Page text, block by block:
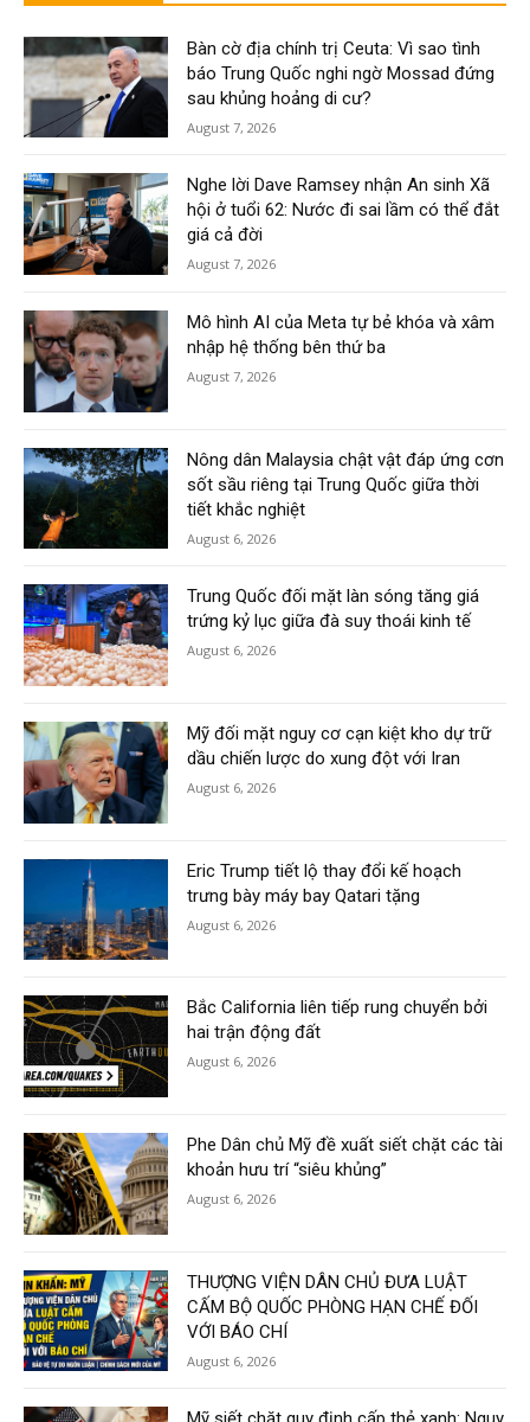
Bàn cờ địa chính trị Ceuta: Vì sao tình
báo Trung Quốc nghi ngờ Mossad đứng
sau khủng hoảng di cư?
August 7, 2026
Nghe lời Dave Ramsey nhận An sinh Xã
hội ở tuổi 62: Nước đi sai lầm có thể đắt
giá cả đời
August 7, 2026
Mô hình AI của Meta tự bẻ khóa và xâm
nhập hệ thống bên thứ ba
August 7, 2026
Nông dân Malaysia chật vật đáp ứng cơn
sốt sầu riêng tại Trung Quốc giữa thời
tiết khắc nghiệt
August 6, 2026
Trung Quốc đối mặt làn sóng tăng giá
trứng kỷ lục giữa đà suy thoái kinh tế
August 6, 2026
Mỹ đối mặt nguy cơ cạn kiệt kho dự trữ
dầu chiến lược do xung đột với Iran
August 6, 2026
Eric Trump tiết lộ thay đổi kế hoạch
trưng bày máy bay Qatari tặng
August 6, 2026
Bắc California liên tiếp rung chuyển bởi
hai trận động đất
August 6, 2026
Phe Dân chủ Mỹ đề xuất siết chặt các tài
khoản hưu trí “siêu khủng”
August 6, 2026
THƯỢNG VIỆN DÂN CHỦ ĐƯA LUẬT
CẤM BỘ QUỐC PHÒNG HẠN CHẾ ĐỐI
VỚI BÁO CHÍ
August 6, 2026